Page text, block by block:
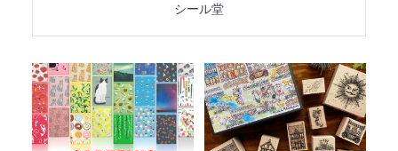
シール堂